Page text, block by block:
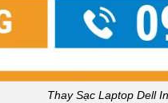
Thay Sạc Laptop Dell